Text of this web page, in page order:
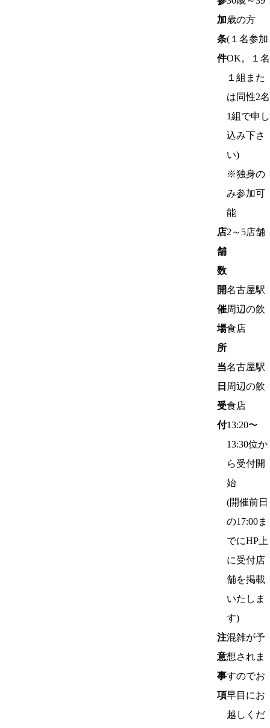
加
条
件
歳の方
(１名参加
OK。１名
１組また
は同性2名
1組で申し
込み下さ
い)
※独身の
み参加可
能
店
舗
数
2～5店舗
開
催
場
所
名古屋駅
周辺の飲
食店
当
日
受
付
名古屋駅
周辺の飲
食店
13:20〜
13:30位か
ら受付開
始
(開催前日
の17:00ま
でにHP上
に受付店
舗を掲載
いたしま
す)
注
意
事
項
混雑が予
想されま
すのでお
早目にお
越しくだ